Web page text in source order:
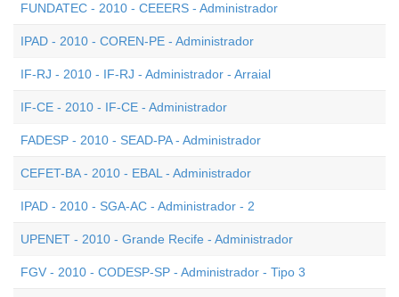
FUNDATEC - 2010 - CEEERS - Administrador
IPAD - 2010 - COREN-PE - Administrador
IF-RJ - 2010 - IF-RJ - Administrador - Arraial
IF-CE - 2010 - IF-CE - Administrador
FADESP - 2010 - SEAD-PA - Administrador
CEFET-BA - 2010 - EBAL - Administrador
IPAD - 2010 - SGA-AC - Administrador - 2
UPENET - 2010 - Grande Recife - Administrador
FGV - 2010 - CODESP-SP - Administrador - Tipo 3